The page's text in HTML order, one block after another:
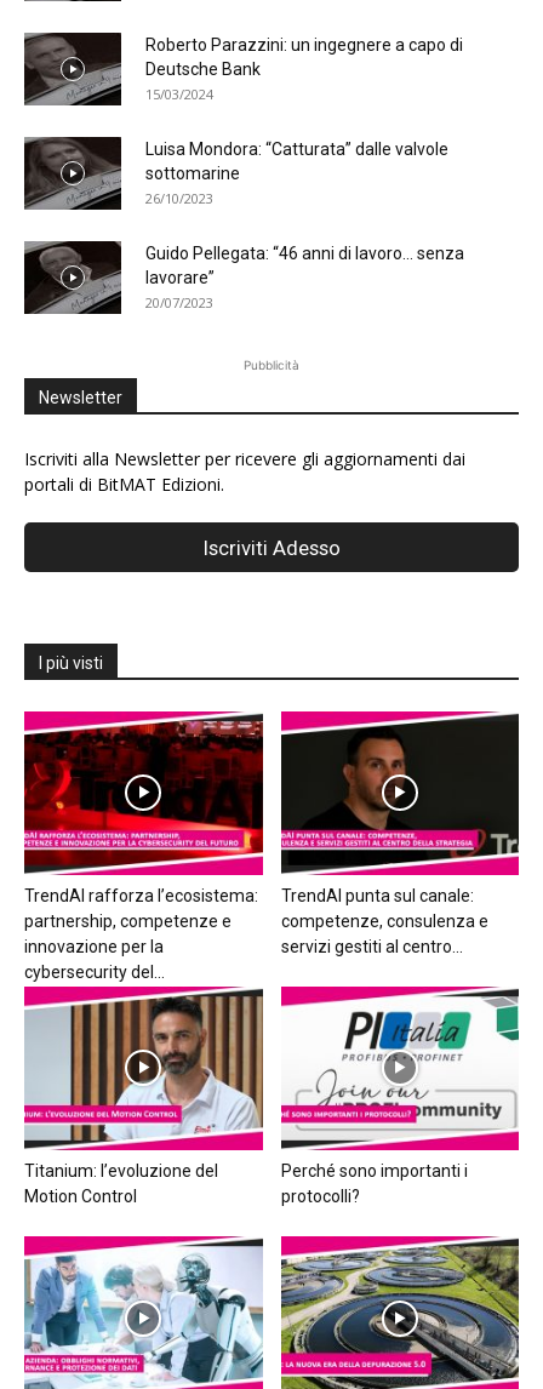
Roberto Parazzini: un ingegnere a capo di
Deutsche Bank
15/03/2024
Luisa Mondora: “Catturata” dalle valvole
sottomarine
26/10/2023
Guido Pellegata: “46 anni di lavoro… senza
lavorare”
20/07/2023
Pubblicità
Newsletter
Iscriviti alla Newsletter per ricevere gli aggiornamenti dai
portali di BitMAT Edizioni.
I più visti
TrendAI rafforza l’ecosistema:
partnership, competenze e
innovazione per la
cybersecurity del...
TrendAI punta sul canale:
competenze, consulenza e
servizi gestiti al centro...
Titanium: l’evoluzione del
Motion Control
Perché sono importanti i
protocolli?